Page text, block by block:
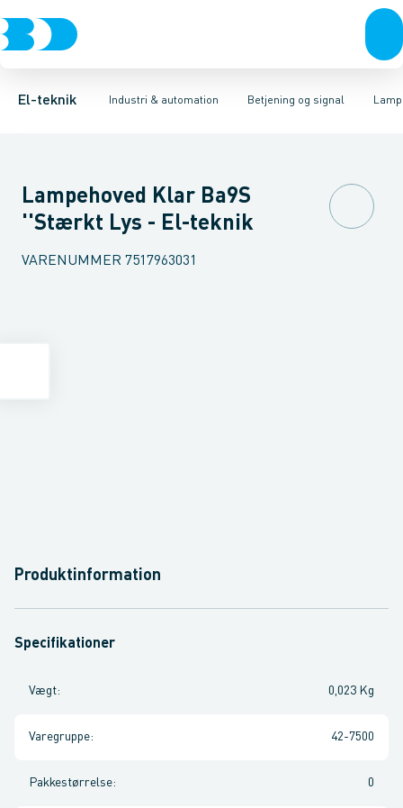
El-teknik Industri & automation
Afbrydere, stikkontakter & lampeudtagForgreningsmateriel
Betjening og signal
Industristiksystemer Frekvensomformere og softstartere
TrykknaphovedLystårn element, optiskTilslutningsmodul
Lampehoved Klar Ba9S
''Stærkt Lys - El-teknik
VARENUMMER 7517963031
Produktinformation
Specifikationer
Vægt: 0,023 Kg
Varegruppe: 42-7500
Pakkestørrelse: 0